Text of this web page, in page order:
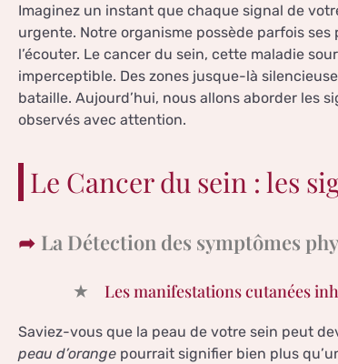
Imaginez un instant que chaque signal de
urgente. Notre organisme possède parfois
l’écouter. Le cancer du sein, cette maladie
imperceptible. Des zones jusque-là
bataille. Aujourd’hui, nous allons aborder les
observés avec attention.
Le Cancer du sein : les
La Détection des symptômes
Les manifestations cutanées
Saviez-vous que la peau de votre sein peut
peau d’orange pourrait signifier bien plus